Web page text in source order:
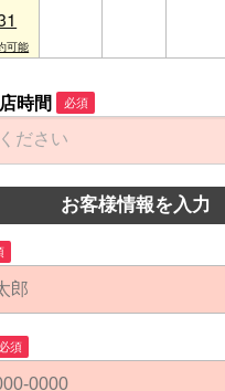
時間 必須
お客様情報を入力
必須